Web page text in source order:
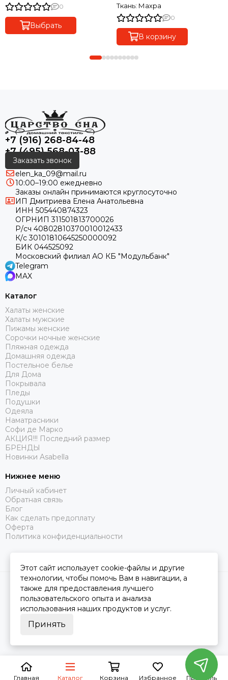
0
Выбрать
Ткань: Махра
0
В корзину
+7 (916) 268-84-48
+7 (495) 568-03-88
Заказать звонок
elen_ka_09@mail.ru
10:00–19:00 ежедневно
Заказы онлайн принимаются круглосуточно
ИП Дмитриева Елена Анатольевна
ИНН 505440874323
ОГРНИП 311501813700026
Р/сч 40802810370010012433
К/с 30101810645250000092
БИК 044525092
Московский филиал АО КБ "Модульбанк"
Telegram
MAX
Каталог
Халаты женские
Халаты мужские
Пижамы женские
Сорочки ночные женские
Пляжная одежда
Домашняя одежда
Постельное белье
Для Дома
Покрывала
Пледы
Подушки
Одеяла
Наматрасники
Софи де Марко
АКЦИЯ!!! Последний размер
БРЕНДЫ
Новинки Asabella
Нижнее меню
Личный кабинет
Обратная связь
Блог
Как сделать предоплату
Оферта
Политика конфиденциальности
2026 © Царство Сна.Карта сайта
Главная Каталог Корзина Избранное Профиль
Этот сайт использует cookie-файлы и другие
технологии, чтобы помочь Вам в навигации, а
также для предоставления лучшего
пользовательского опыта и анализа
использования наших продуктов и услуг.
Принять